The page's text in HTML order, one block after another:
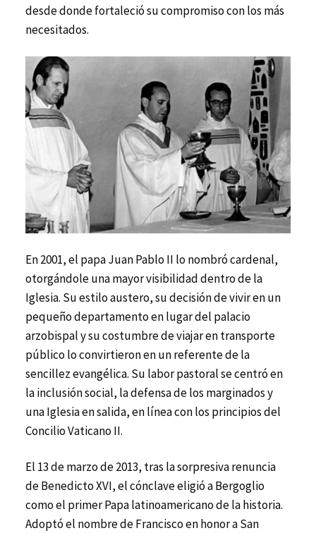
desde donde fortaleció su compromiso con los más
necesitados.
En 2001, el papa Juan Pablo II lo nombró cardenal,
otorgándole una mayor visibilidad dentro de la
Iglesia. Su estilo austero, su decisión de vivir en un
pequeño departamento en lugar del palacio
arzobispal y su costumbre de viajar en transporte
público lo convirtieron en un referente de la
sencillez evangélica. Su labor pastoral se centró en
la inclusión social, la defensa de los marginados y
una Iglesia en salida, en línea con los principios del
Concilio Vaticano II.
El 13 de marzo de 2013, tras la sorpresiva renuncia
de Benedicto XVI, el cónclave eligió a Bergoglio
como el primer Papa latinoamericano de la historia.
Adoptó el nombre de Francisco en honor a San